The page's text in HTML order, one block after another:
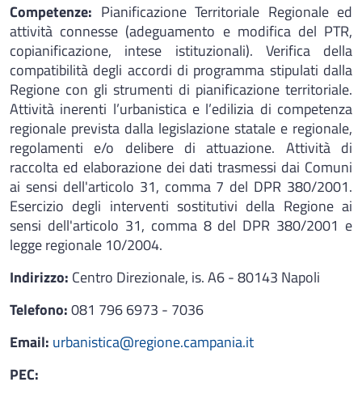
Competenze: Pianificazione Territoriale Regionale ed
attività connesse (adeguamento e modifica del PTR,
copianificazione, intese istituzionali). Verifica della
compatibilità degli accordi di programma stipulati dalla
Regione con gli strumenti di pianificazione territoriale.
Attività inerenti l’urbanistica e l’edilizia di competenza
regionale prevista dalla legislazione statale e regionale,
regolamenti e/o delibere di attuazione. Attività di
raccolta ed elaborazione dei dati trasmessi dai Comuni
ai sensi dell'articolo 31, comma 7 del DPR 380/2001.
Esercizio degli interventi sostitutivi della Regione ai
sensi dell'articolo 31, comma 8 del DPR 380/2001 e
legge regionale 10/2004.
Indirizzo: Centro Direzionale, is. A6 - 80143 Napoli
Telefono:081 796 6973 - 7036
Email: urbanistica@regione.campania.it
PEC: